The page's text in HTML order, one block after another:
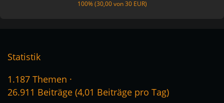
100% (30,00 von 30 EUR)
Statistik
1.187 Themen
26.911 Beiträge (4,01 Beiträge pro Tag)